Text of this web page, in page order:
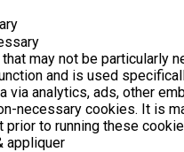
may not be particularly
and is used
via analytics, ads, other
necessary cookies. It is
prior to running these
appliquer